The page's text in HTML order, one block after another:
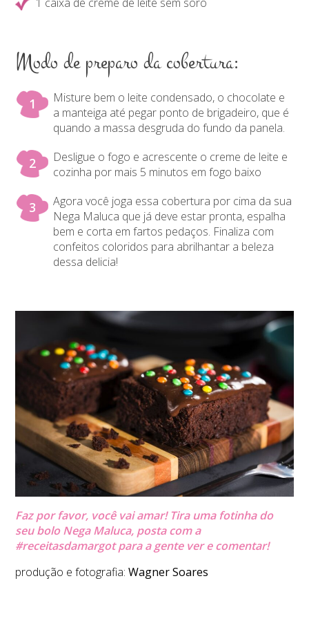
Modo de preparo da cobertura:
Misture bem o leite condensado, o chocolate e
a manteiga até pegar ponto de brigadeiro, que é
quando a massa desgruda do fundo da panela.
Desligue o fogo e acrescente o creme de leite e
cozinha por mais 5 minutos em fogo baixo
Agora você joga essa cobertura por cima da sua
Nega Maluca que já deve estar pronta, espalha
bem e corta em fartos pedaços. Finaliza com
confeitos coloridos para abrilhantar a beleza
dessa delicia!
Faz por favor, você vai amar! Tira uma fotinha do
seu bolo Nega Maluca, posta com a
#receitasdamargot para a gente ver e comentar!
produção e fotografia:Wagner Soares